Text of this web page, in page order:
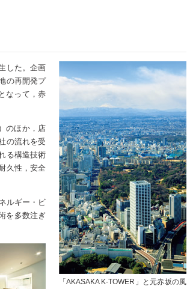
した。企画
の再開発プ
なって，赤
のほか，店
の流れを受
る構造技術
久性，安全
ルギー・ビ
を多数注ぎ
「AKASAKA K-TOWER」と元赤坂の風